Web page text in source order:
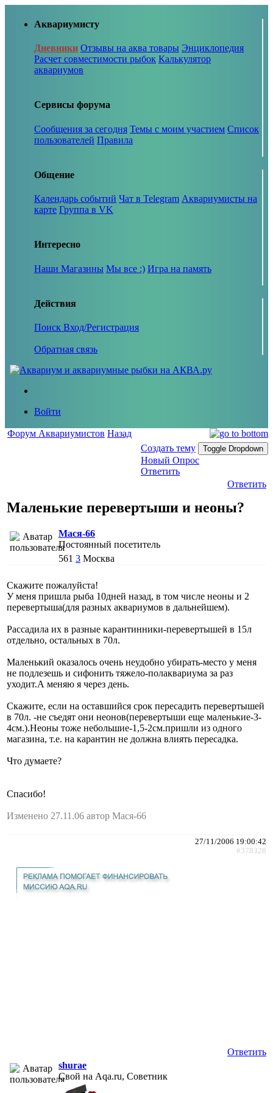
Аквариумисту
Дневники Отзывы на аква товары Энциклопедия
Расчет совместимости рыбок Калькулятор
аквариумов
Сервисы форума
Сообщения за сегодня Темы с моим участием Список
пользователей Правила
Общение
Календарь событий Чат в Telegram Аквариумисты на
карте Группа в VK
Интересно
Наши Магазины Мы все :) Игра на память
Действия
Поиск Вход/Регистрация
Обратная связь
Войти
Форум Аквариумистов Назад
Создать тему
Toggle Dropdown
Новый Опрос
Ответить
Ответить
Маленькие перевертыши и неоны?
Мася-66
Постоянный посетитель
561 3 Москва
Скажите пожалуйста!
У меня пришла рыба 10дней назад, в том числе неоны и 2
перевертыша(для разных аквариумов в дальнейшем).
Рассадила их в разные карантинники-перевертышей в 15л
отдельно, остальных в 70л.
Маленький оказалось очень неудобно убирать-место у меня
не подлезешь и сифонить тяжело-полаквариума за раз
уходит.А меняю я через день.
Скажите, если на оставшийся срок пересадить перевертышей
в 70л. -не съедят они неонов(перевертыши еще маленькие-3-
4см.).Неоны тоже небольшие-1,5-2см.пришли из одного
магазина, т.е. на карантин не должна влиять пересадка.
Что думаете?
Спасибо!
Изменено 27.11.06 автор Мася-66
27/11/2006 19:00:42
#378328
Ответить
shurae
Свой на Aqa.ru, Советник